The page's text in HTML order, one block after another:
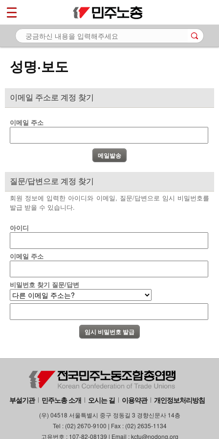
성명·보도
이메일 주소로 계정 찾기
이메일 주소
질문/답변으로 계정 찾기
회원 정보에 입력한 아이디와 이메일, 질문/답변으로 임시 비밀번호를
발급 받을 수 있습니다.
아이디
이메일 주소
비밀번호 찾기 질문/답변
부설기관 민주노총 소개 오시는 길 이용약관 개인정보처리방침
(우) 04518 서울특별시 중구 정동길 3 경향신문사 14층
Tel : (02) 2670-9100 | Fax : (02) 2635-1134
고유번호 : 107-82-08139 | Email : kctu@nodong.org
마이페이지
소개
- 공지사항
- 성명·보도
부설기관
업무